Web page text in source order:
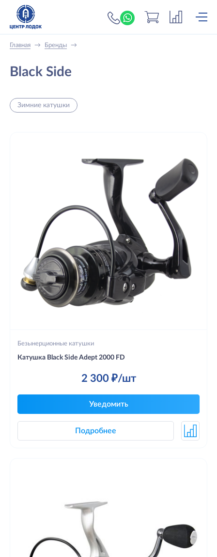
+7 (919) 698-56-
Главная → Бренды →
Black Side
Зимние катушки
Безынерционные катушки
Катушка Black Side Adept 2000 FD
2 300 ₽/шт
Уведомить
Подробнее